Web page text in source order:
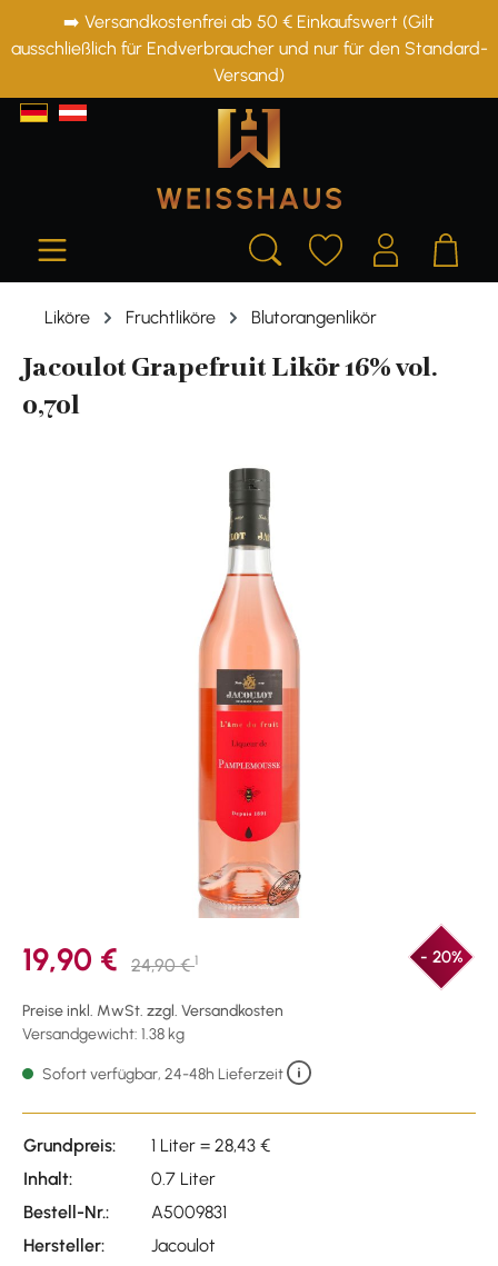
springen
➡️ Versandkostenfrei ab 50 € Einkaufswert (Gilt
ausschließlich für Endverbraucher und nur für den Standard-
Versand)
Liköre Fruchtliköre Blutorangenlikör
Jacoulot Grapefruit Likör 16% vol.
0,70l
19,90 € 24,90 €1 - 20%
Preise inkl. MwSt. zzgl. Versandkosten
Versandgewicht: 1.38 kg
Sofort verfügbar, 24-48h Lieferzeit
Grundpreis:
1 Liter = 28,43 €
Inhalt:
0.7 Liter
Bestell-Nr.:
A5009831
Hersteller:
Jacoulot